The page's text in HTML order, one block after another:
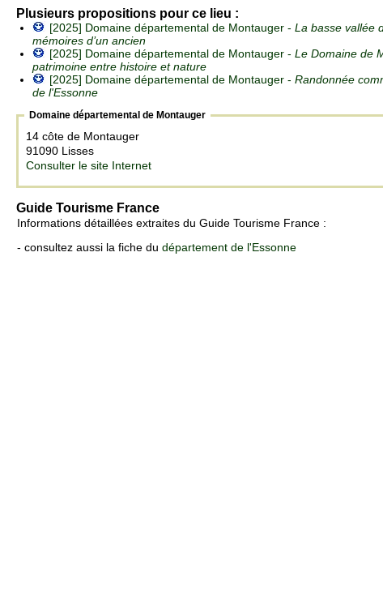
Plusieurs propositions pour ce lieu :
[2025] Domaine départemental de Montauger - La basse vallée
mémoires d’un ancien
[2025] Domaine départemental de Montauger - Le Domaine de
patrimoine entre histoire et nature
[2025] Domaine départemental de Montauger - Randonnée
de l'Essonne
Domaine départemental de Montauger
14 côte de Montauger
91090 Lisses
Consulter le site Internet
Guide Tourisme France
Informations détaillées extraites du Guide Tourisme France :
- consultez aussi la fiche du département de l'Essonne